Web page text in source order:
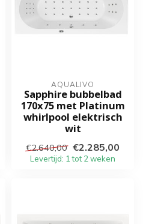
AQUALIVO
Sapphire bubbelbad
170x75 met Platinum
whirlpool elektrisch
wit
€2.640,00 €2.285,00
Levertijd: 1 tot 2 weken